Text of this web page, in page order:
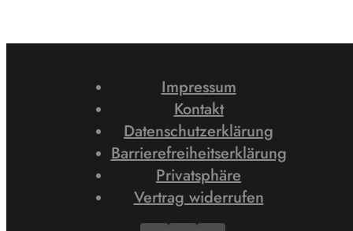
Impressum
Kontakt
Datenschutzerklärung
Barrierefreiheitserklärung
Privatsphäre
Vertrag widerrufen